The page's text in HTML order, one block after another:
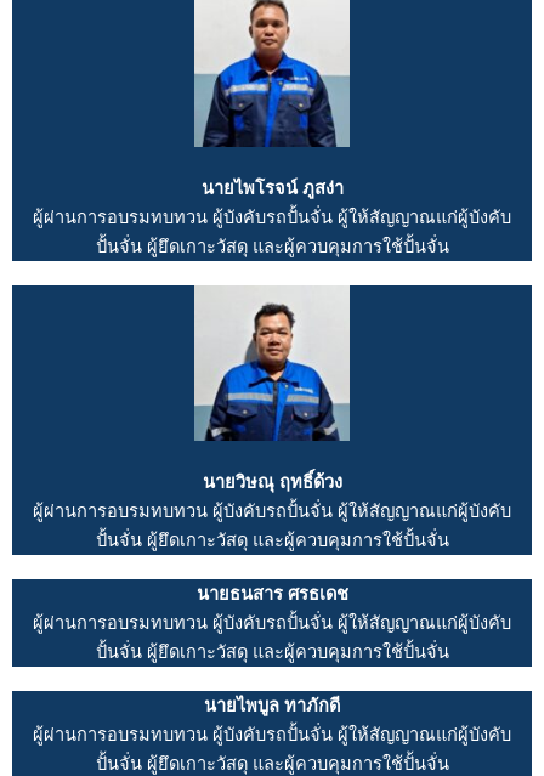
นายไพโรจน์ ภูสง่า
ผู้ผ่านการอบรมทบทวน ผู้บังคับรถปั้นจั่น ผู้ให้สัญญาณแก่ผู้บังคับ
ปั้นจั่น ผู้ยึดเกาะวัสดุ และผู้ควบคุมการใช้ปั้นจั่น
นายวิษณุ ฤทธิ์ด้วง
ผู้ผ่านการอบรมทบทวน ผู้บังคับรถปั้นจั่น ผู้ให้สัญญาณแก่ผู้บังคับ
ปั้นจั่น ผู้ยึดเกาะวัสดุ และผู้ควบคุมการใช้ปั้นจั่น
นายธนสาร ศรธเดช
ผู้ผ่านการอบรมทบทวน ผู้บังคับรถปั้นจั่น ผู้ให้สัญญาณแก่ผู้บังคับ
ปั้นจั่น ผู้ยึดเกาะวัสดุ และผู้ควบคุมการใช้ปั้นจั่น
นายไพบูล ทาภักดี
ผู้ผ่านการอบรมทบทวน ผู้บังคับรถปั้นจั่น ผู้ให้สัญญาณแก่ผู้บังคับ
ปั้นจั่น ผู้ยึดเกาะวัสดุ และผู้ควบคุมการใช้ปั้นจั่น